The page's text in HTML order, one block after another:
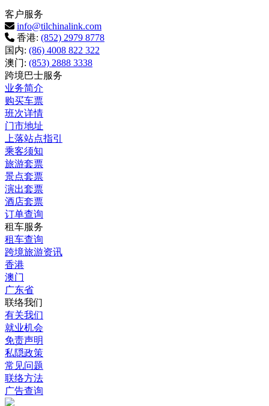
客户服务
info@tilchinalink.com
香港: (852) 2979 8778
国内: (86) 4008 822 322
澳门: (853) 2888 3338
跨境巴士服务
业务简介
购买车票
班次详情
门市地址
上落站点指引
乘客须知
旅游套票
景点套票
演出套票
酒店套票
订单查询
租车服务
租车查询
跨境旅游资讯
香港
澳门
广东省
联络我们
有关我们
就业机会
免责声明
私隠政策
常见问题
联络方法
广告查询